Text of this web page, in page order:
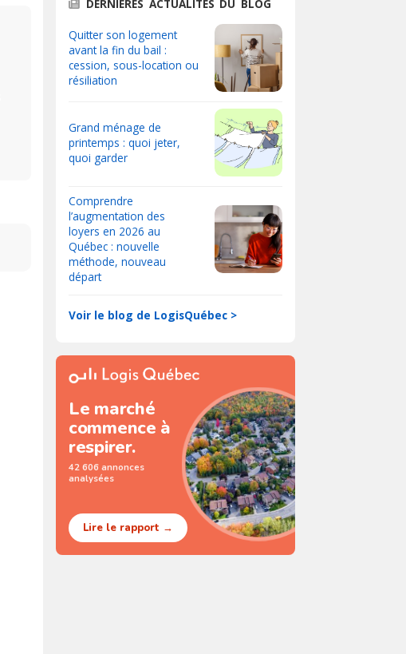
DERNIÈRES ACTUALITÉS DU BLOG
Quitter son logement
avant la fin du bail :
cession, sous-location ou
résiliation
Grand ménage de
printemps : quoi jeter,
quoi garder
Comprendre
l’augmentation des
loyers en 2026 au
Québec : nouvelle
méthode, nouveau
départ
Voir le blog de LogisQuébec >
Le marché
commence à
respirer.
42 606 annonces
analysées
Lire le rapport →